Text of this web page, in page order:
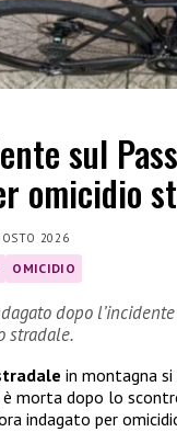
sul
omicidio
2026
OMICIDIO
dopo
stradale.
in montagna
morta dopo lo
indagato per